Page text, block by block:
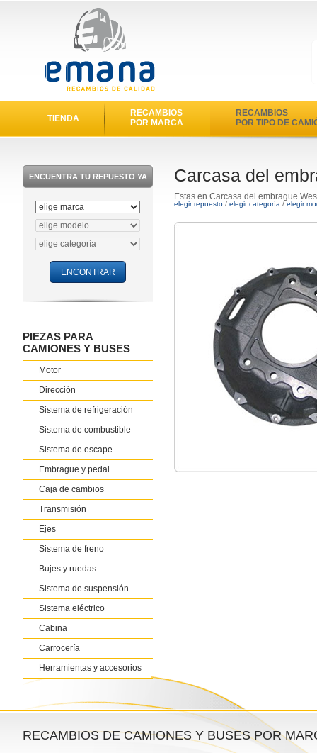
TIENDA
RECAMBIOS
POR MARCA
RECAMBIOS
POR TIPO DE
ENCUENTRA TU REPUESTO YA
PIEZAS PARA
CAMIONES Y BUSES
Motor
Dirección
Sistema de refrigeración
Sistema de combustible
Sistema de escape
Embrague y pedal
Caja de cambios
Transmisión
Ejes
Sistema de freno
Bujes y ruedas
Sistema de suspensión
Sistema eléctrico
Cabina
Carrocería
Herramientas y accesorios
Carcasa del
Estas en Carcasa del embrague
elegir repuesto / elegir categoría / elegir
RECAMBIOS DE CAMIONES Y BUSES POR